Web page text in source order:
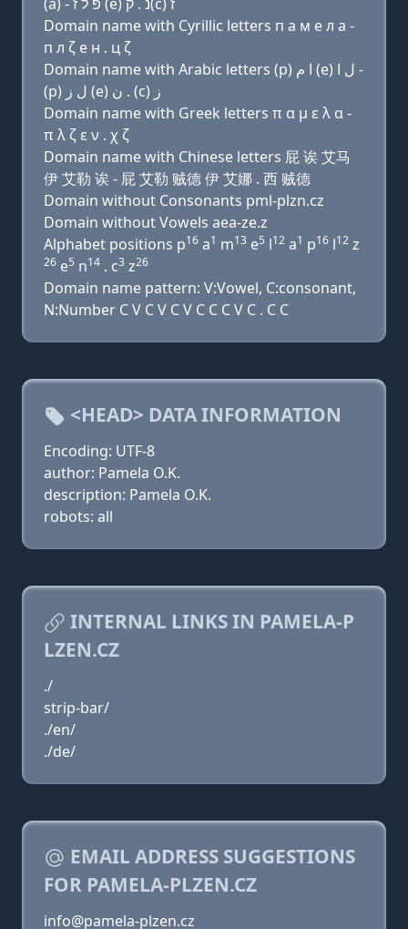
Domain name with Cyrillic letters п a м e л a -
п л ζ e н . ц ζ
Domain name with Arabic letters (p) ﺍ ﻡ (e) ﻝ ﺍ -
(p) ﻝ ﺯ (e) ﻥ . (c) ﺯ
Domain name with Greek letters π α μ ε λ α -
π λ ζ ε ν . χ ζ
Domain name with Chinese letters 屁 诶 艾马
伊 艾勒 诶 - 屁 艾勒 贼德 伊 艾娜 . 西 贼德
Domain without Consonants pml-plzn.cz
Domain without Vowels aea-ze.z
Alphabet positions p16 a1 m13 e5 l12 a1 p16 l12 z
26 e5 n14 . c3 z26
Domain name pattern: V:Vowel, C:consonant,
N:Number C V C V C V C C C V C . C C
<HEAD> DATA INFORMATION
Encoding: UTF-8
author: Pamela O.K.
description: Pamela O.K.
robots: all
INTERNAL LINKS IN PAMELA-P
LZEN.CZ
./
strip-bar/
./en/
./de/
EMAIL ADDRESS SUGGESTIONS
FOR PAMELA-PLZEN.CZ
info@pamela-plzen.cz